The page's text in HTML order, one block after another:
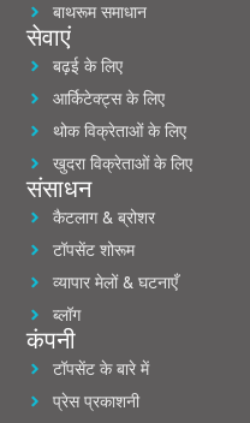
बाथरूम समाधान
सेवाएं
बढ़ई के लिए
आर्किटेक्ट्स के लिए
थोक विक्रेताओं के लिए
खुदरा विक्रेताओं के लिए
संसाधन
कैटलाग & ब्रोशर
टॉपसेंट शोरूम
व्यापार मेलों & घटनाएँ
ब्लॉग
कंपनी
टॉपसेंट के बारे में
प्रेस प्रकाशनी